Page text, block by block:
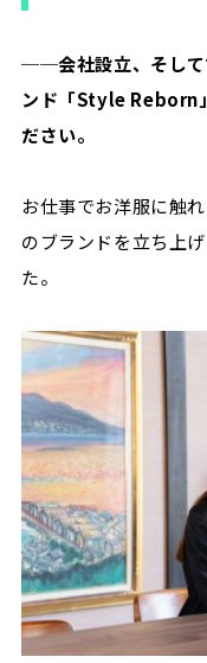
──会社設立、そして
ンド「Style Reborn
ださい。
お仕事でお洋服に触
のブランドを立ち上
た。